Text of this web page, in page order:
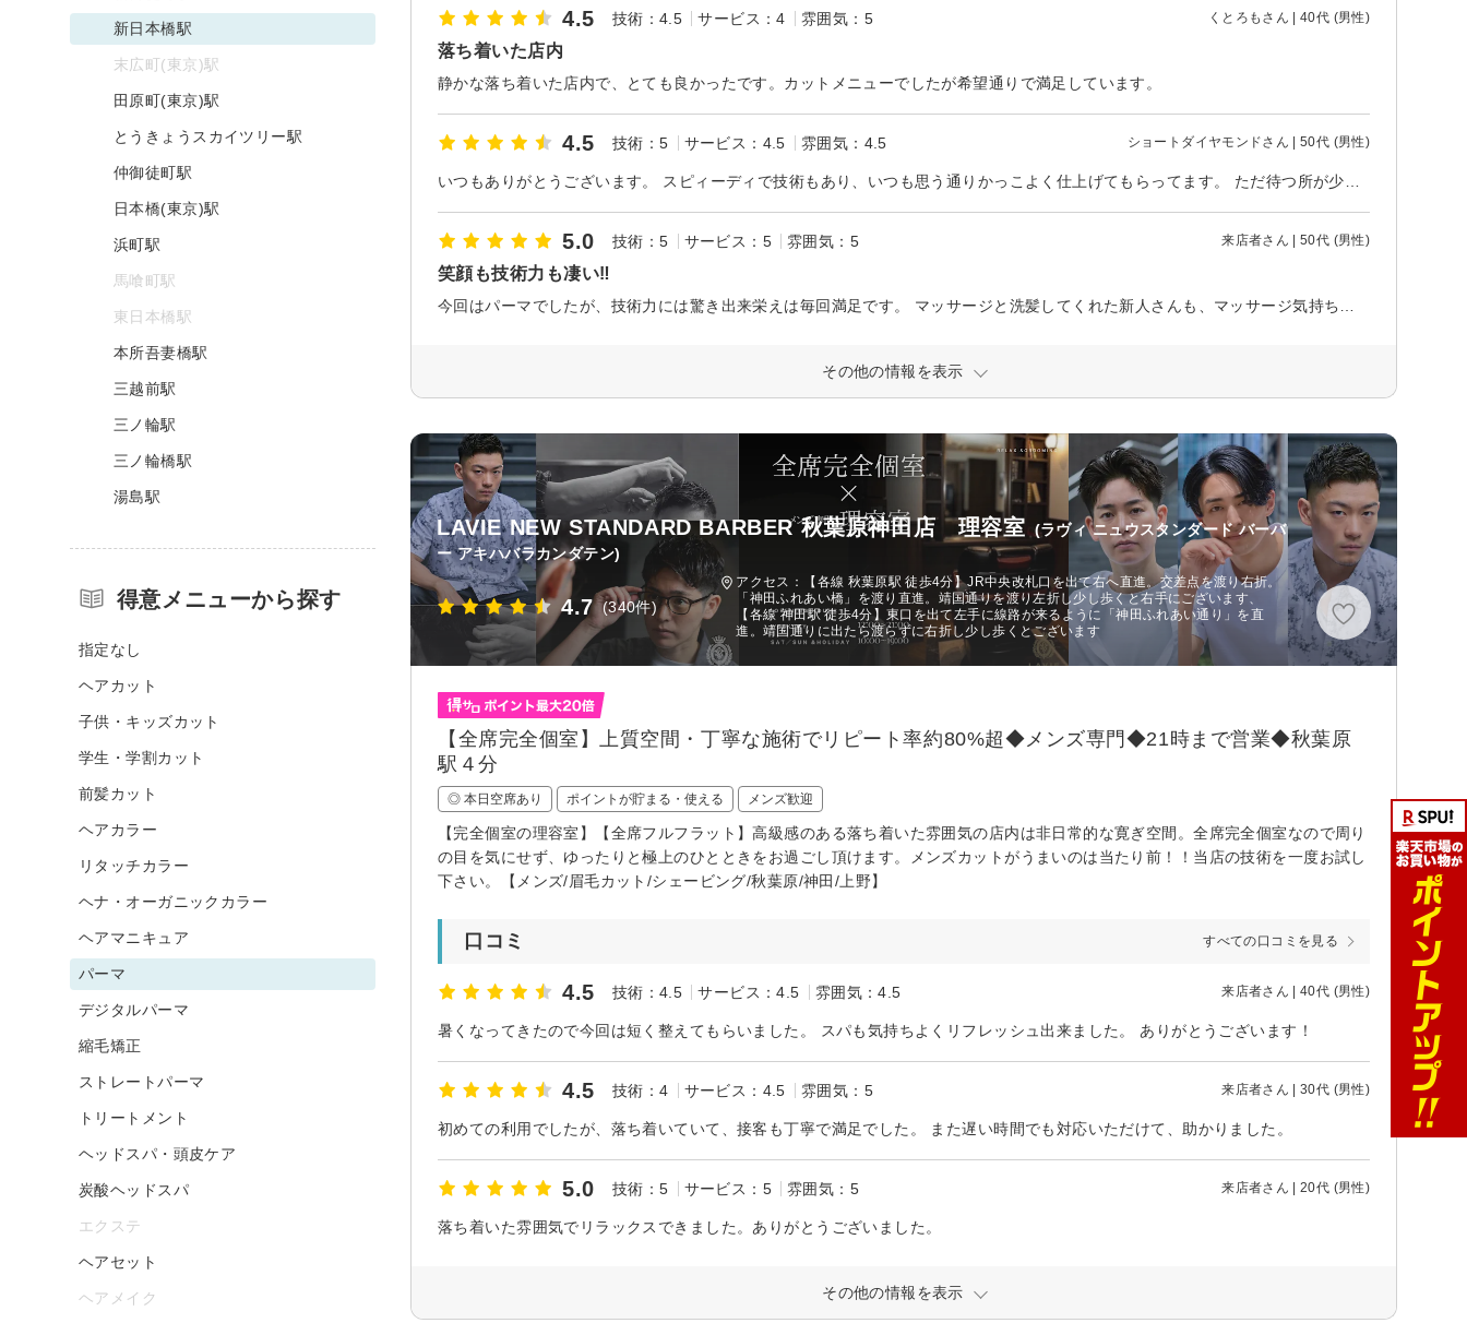
4.5 技術：4.5 サービス：4 雰囲気：5 くとろもさん | 40代 (男性)
落ち着いた店内
静かな落ち着いた店内で、とても良かったです。カットメニューでしたが希望通りで満足しています。
4.5 技術：5 サービス：4.5 雰囲気：4.5 ショートダイヤモンドさん | 50代 (男性)
5.0 技術：5 サービス：5 雰囲気：5 来店者さん | 50代 (男性)
笑顔も技術力も凄い‼︎
その他の情報を表示
LAVIE NEW STANDARD BARBER 秋葉原神田店 理容室 (ラヴィ ニュウスタンダード バーバ
ー アキハバラカンダテン)
4.7 (340件)
アクセス：【各線 秋葉原駅 徒歩4分】JR中央改札口を出て右へ直進。交差点を渡り右折。
「神田ふれあい橋」を渡り直進。靖国通りを渡り左折し少し歩くと右手にございます、
【各線 神田駅 徒歩4分】東口を出て左手に線路が来るように「神田ふれあい通り」を直
進。靖国通りに出たら渡らずに右折し少し歩くとございます
【全席完全個室】上質空間・丁寧な施術でリピート率約80%超◆メンズ専門◆21時まで営業◆秋葉原
駅４分
◎ 本日空席あり ポイントが貯まる・使える メンズ歓迎
【完全個室の理容室】【全席フルフラット】高級感のある落ち着いた雰囲気の店内は非日常的な寛ぎ空間。全席完全個室なので周り
の目を気にせず、ゆったりと極上のひとときをお過ごし頂けます。メンズカットがうまいのは当たり前！！当店の技術を一度お試し
下さい。【メンズ/眉毛カット/シェービング/秋葉原/神田/上野】
口コミ すべての口コミを見る
4.5 技術：4.5 サービス：4.5 雰囲気：4.5 来店者さん | 40代 (男性)
暑くなってきたので今回は短く整えてもらいました。 スパも気持ちよくリフレッシュ出来ました。 ありがとうございます！
4.5 技術：4 サービス：4.5 雰囲気：5 来店者さん | 30代 (男性)
初めての利用でしたが、落ち着いていて、接客も丁寧で満足でした。 また遅い時間でも対応いただけて、助かりました。
5.0 技術：5 サービス：5 雰囲気：5 来店者さん | 20代 (男性)
落ち着いた雰囲気でリラックスできました。ありがとうございました。
その他の情報を表示
新日本橋駅
末広町(東京)駅
田原町(東京)駅
とうきょうスカイツリー駅
仲御徒町駅
日本橋(東京)駅
浜町駅
馬喰町駅
東日本橋駅
本所吾妻橋駅
三越前駅
三ノ輪駅
三ノ輪橋駅
湯島駅
得意メニューから探す
指定なし
ヘアカット
子供・キッズカット
学生・学割カット
前髪カット
ヘアカラー
リタッチカラー
ヘナ・オーガニックカラー
ヘアマニキュア
パーマ
デジタルパーマ
縮毛矯正
ストレートパーマ
トリートメント
ヘッドスパ・頭皮ケア
炭酸ヘッドスパ
エクステ
ヘアセット
ヘアメイク